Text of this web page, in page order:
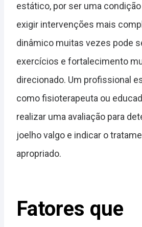
estático, por ser uma
exigir intervenções mais
dinâmico muitas vezes pode
exercícios e fortalecimento
direcionado. Um profissional
como fisioterapeuta ou
realizar uma avaliação para
joelho valgo e indicar o
apropriado.
Fatores que